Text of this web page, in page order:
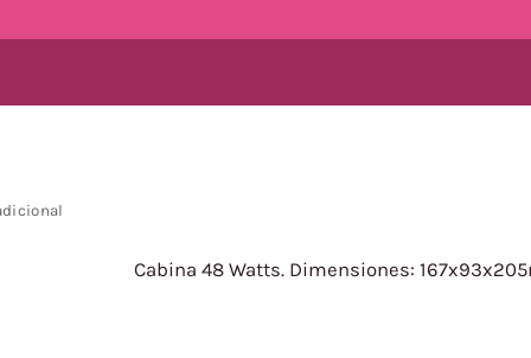
Cabina 48 Watts. Dimensiones: